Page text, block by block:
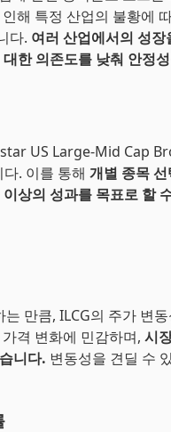
해 특정 산업의 불황에
다. 여러 산업에서의 성장
한 의존도를 낮춰 안정
US Large-Mid Cap
. 이를 통해 개별 종목
상의 성과를 목표로 할
만큼, ILCG의 주가 변
격 변화에 민감하며, 시
니다. 변동성을 견딜 수